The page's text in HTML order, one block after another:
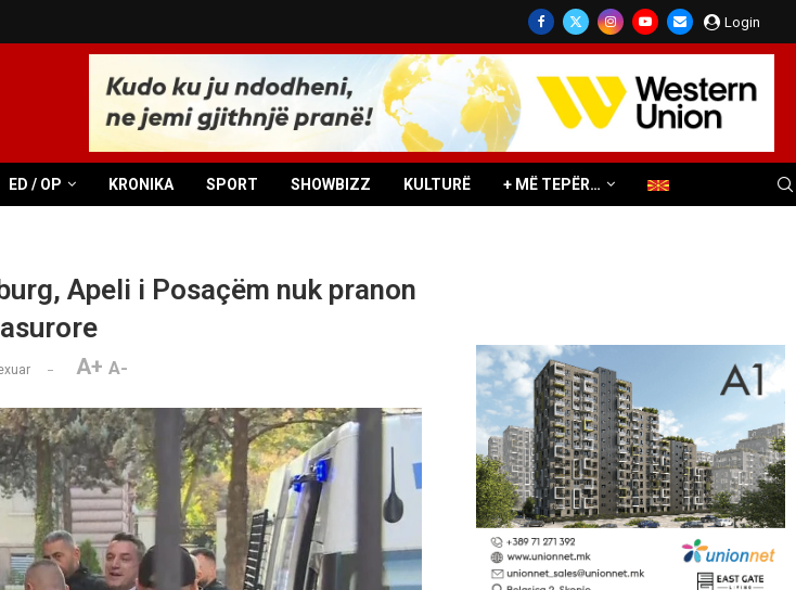
Login
ED / OP KRONIKA SPORT SHOWBIZZ KULTURË + MË TEPËR…
Apeli i Posaçëm nuk pranon
A+ A-